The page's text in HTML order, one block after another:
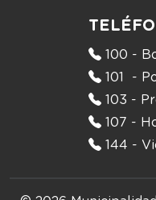
100 -
101 -
103 -
107 -
144 -